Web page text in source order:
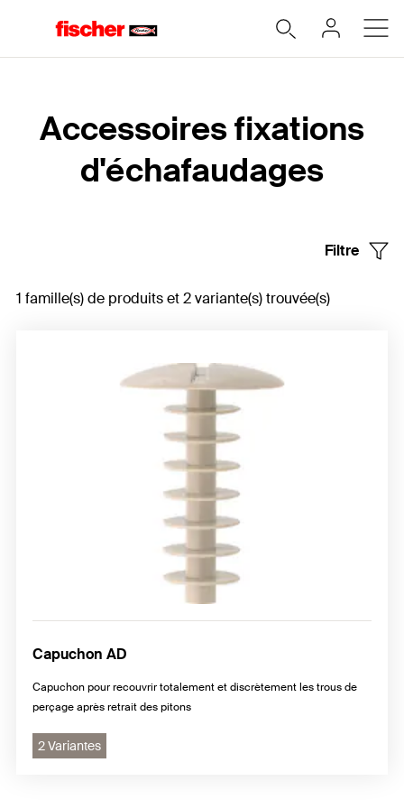
Accessoires fixations
d'échafaudages
Filtre
1 famille(s) de produits et 2 variante(s) trouvée(s)
Capuchon AD
Capuchon pour recouvrir totalement et discrètement les trous de
perçage après retrait des pitons
2 Variantes